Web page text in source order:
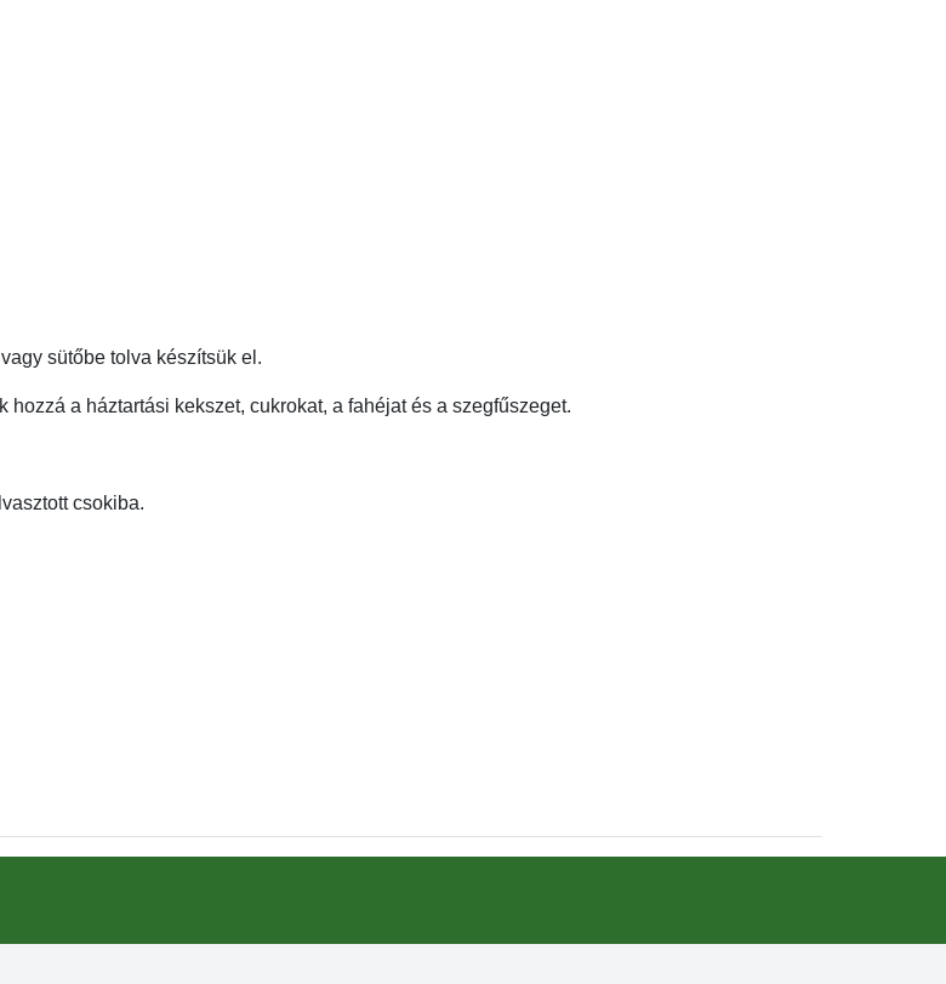
sütőbe tolva készítsük el.
a háztartási kekszet, cukrokat, a fahéjat és a szegfűszeget.
csokiba.